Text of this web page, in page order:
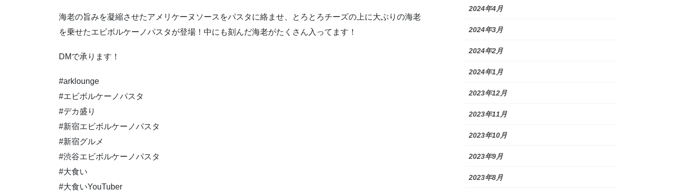
海老の旨みを凝縮させたアメリケーヌソースをパスタに絡ませ、とろとろチーズの上に大ぶりの海老
を乗せたエビボルケーノパスタが登場！中にも刻んだ海老がたくさん入ってます！
DMで承ります！
#arklounge
#エビボルケーノパスタ
#デカ盛り
#新宿エビボルケーノパスタ
#新宿グルメ
#渋谷エビボルケーノパスタ
#大食い
#大食いYouTuber
2024年4月
2024年3月
2024年2月
2024年1月
2023年12月
2023年11月
2023年10月
2023年9月
2023年8月